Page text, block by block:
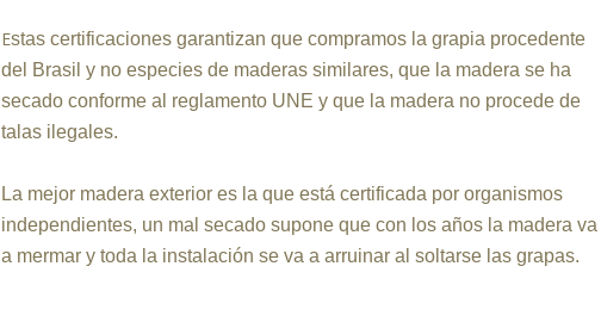
Estas certificaciones garantizan que compramos la grapia procedente
del Brasil y no especies de maderas similares, que la madera se ha
secado conforme al reglamento UNE y que la madera no procede de
talas ilegales.
La mejor madera exterior es la que está certificada por organismos
independientes, un mal secado supone que con los años la madera va
a mermar y toda la instalación se va a arruinar al soltarse las grapas.